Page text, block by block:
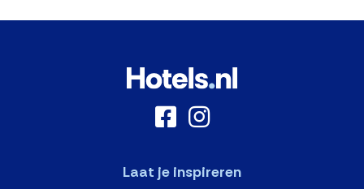
Laat je inspireren